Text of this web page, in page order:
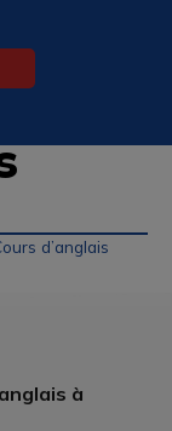
d’anglais
à